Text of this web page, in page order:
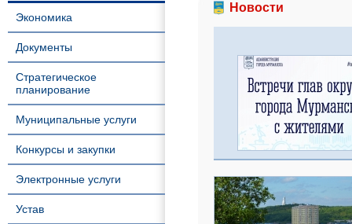
Экономика
Документы
Стратегическое
планирование
Муниципальные услуги
Конкурсы и закупки
Электронные услуги
Устав
Новости